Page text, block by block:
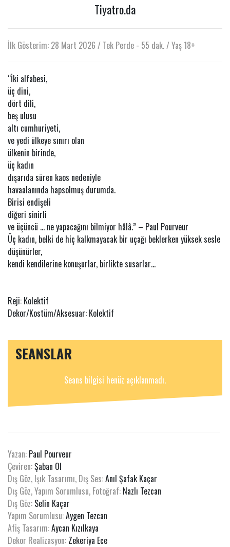
Tiyatro.da
İlk Gösterim: 28 Mart 2026 / Tek Perde - 55 dak. / Yaş 18+
“İki alfabesi,
üç dini,
dört dili,
beş ulusu
altı cumhuriyeti,
ve yedi ülkeye sınırı olan
ülkenin birinde,
üç kadın
dışarıda süren kaos nedeniyle
havaalanında hapsolmuş durumda.
Birisi endişeli
diğeri sinirli
ve üçüncü ... ne yapacağını bilmiyor hâlâ.” – Paul Pourveur
Üç kadın, belki de hiç kalkmayacak bir uçağı beklerken yüksek sesle
düşünürler,
kendi kendilerine konuşurlar, birlikte susarlar…
Reji: Kolektif
Dekor/Kostüm/Aksesuar: Kolektif
SEANSLAR
Seans bilgisi henüz açıklanmadı.
Yazan: Paul Pourveur
Çeviren:Şaban Ol
Dış Göz, Işık Tasarımı, Dış Ses:Anıl Şafak Kaçar
Dış Göz, Yapım Sorumlusu, Fotoğraf: Nazlı Tezcan
Dış Göz: Selin Kaçar
Yapım Sorumlusu:Aygen Tezcan
Afiş Tasarım:Aycan Kızılkaya
Dekor Realizasyon: Zekeriya Ece